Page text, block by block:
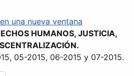
una nueva ventana
HUMANOS, JUSTICIA,
05-2015, 06-2015 y 07-2015.